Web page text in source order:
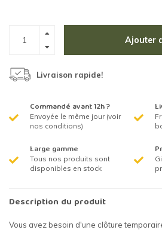
Ajouter
Livraison rapide!
Commandé avant 12h ?
Envoyée le même jour (voir
nos conditions)
Large gamme
Tous nos produits sont
disponibles en stock
Description du produit
Vous avez besoin d'une clôture